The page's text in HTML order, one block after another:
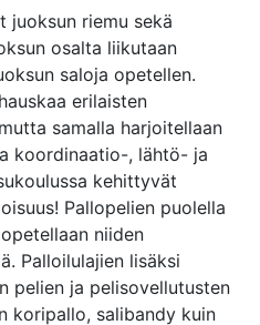
juoksun riemu sekä
osalta liikutaan
saloja opetellen.
erilaisten
samalla harjoitellaan
koordinaatio-, lähtö- ja
kehittyvät
Pallopelien puolella
niiden
Palloilulajien lisäksi
pelien ja pelisovellutusten
koripallo, salibandy kuin